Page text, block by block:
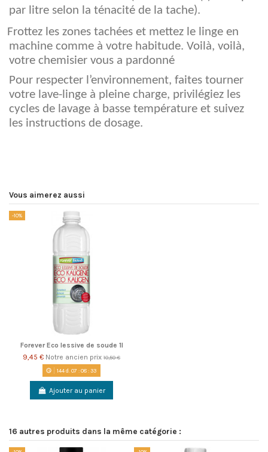
par litre selon la ténacité de la tache).
Frottez les zones tachées et mettez le linge en
machine comme à votre habitude. Voilà, voilà,
votre chemisier vous a pardonné
Pour respecter l’environnement, faites tourner
votre lave-linge à pleine charge, privilégiez les
cycles de lavage à basse température et suivez
les instructions de dosage.
Vous aimerez aussi
-10%
Forever Eco lessive de soude 1l
9,45 € Notre ancien prix 10,50 €
144d. 07 :08:33
Ajouter au panier
16 autres produits dans la même catégorie :